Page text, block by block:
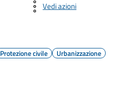
Vedi azioni
Protezione civile Urbanizzazione